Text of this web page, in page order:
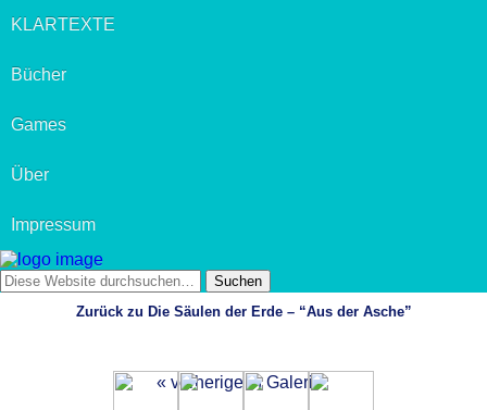
KLARTEXTE
Bücher
Games
Über
Impressum
Zurück zu Die Säulen der Erde – “Aus der Asche”
« vorherige in Galerie